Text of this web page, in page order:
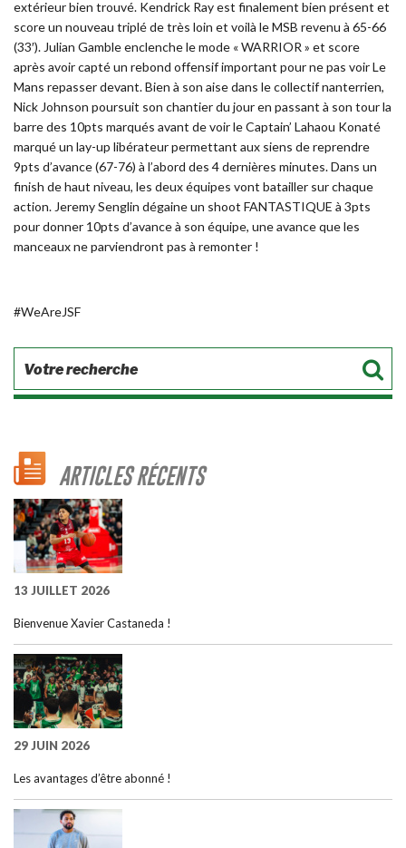
extérieur bien trouvé. Kendrick Ray est finalement bien présent et
score un nouveau triplé de très loin et voilà le MSB revenu à 65-66
(33′). Julian Gamble enclenche le mode « WARRIOR » et score
après avoir capté un rebond offensif important pour ne pas voir Le
Mans repasser devant. Bien à son aise dans le collectif nanterrien,
Nick Johnson poursuit son chantier du jour en passant à son tour la
barre des 10pts marqués avant de voir le Captain’ Lahaou Konaté
marqué un lay-up libérateur permettant aux siens de reprendre
9pts d’avance (67-76) à l’abord des 4 dernières minutes. Dans un
finish de haut niveau, les deux équipes vont batailler sur chaque
action. Jeremy Senglin dégaine un shoot FANTASTIQUE à 3pts
pour donner 10pts d’avance à son équipe, une avance que les
manceaux ne parviendront pas à remonter !
#WeAreJSF
ARTICLES RÉCENTS
13 JUILLET 2026
Bienvenue Xavier Castaneda !
29 JUIN 2026
Les avantages d’être abonné !